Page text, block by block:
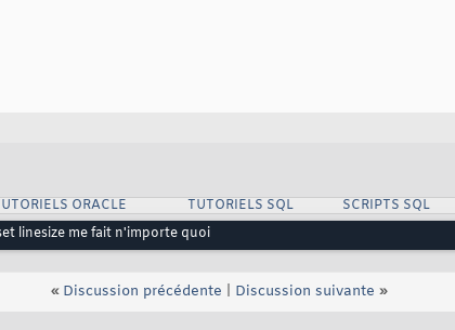
ORACLE TUTORIELS SQL SCRIPTS SQL
linesize me fait n'importe quoi
« Discussion précédente Discussion suivante »